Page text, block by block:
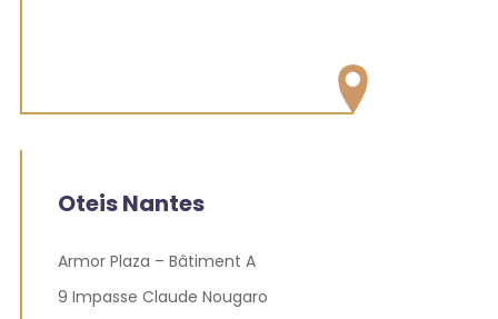
Oteis Nantes
Armor Plaza – Bâtiment A
9 Impasse Claude Nougaro